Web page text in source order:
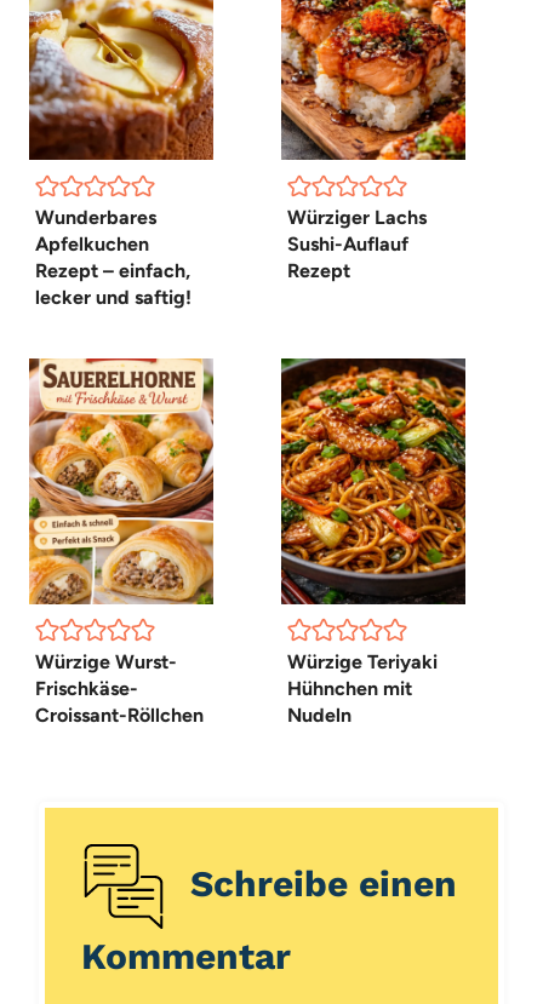
Wunderbares
Apfelkuchen
Rezept – einfach,
lecker und saftig!
Würziger Lachs
Sushi-Auflauf
Rezept
Würzige Wurst-
Frischkäse-
Croissant-Röllchen
Würzige Teriyaki
Hühnchen mit
Nudeln
Schreibe einen
Kommentar